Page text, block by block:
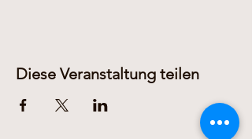
Diese Veranstaltung teilen